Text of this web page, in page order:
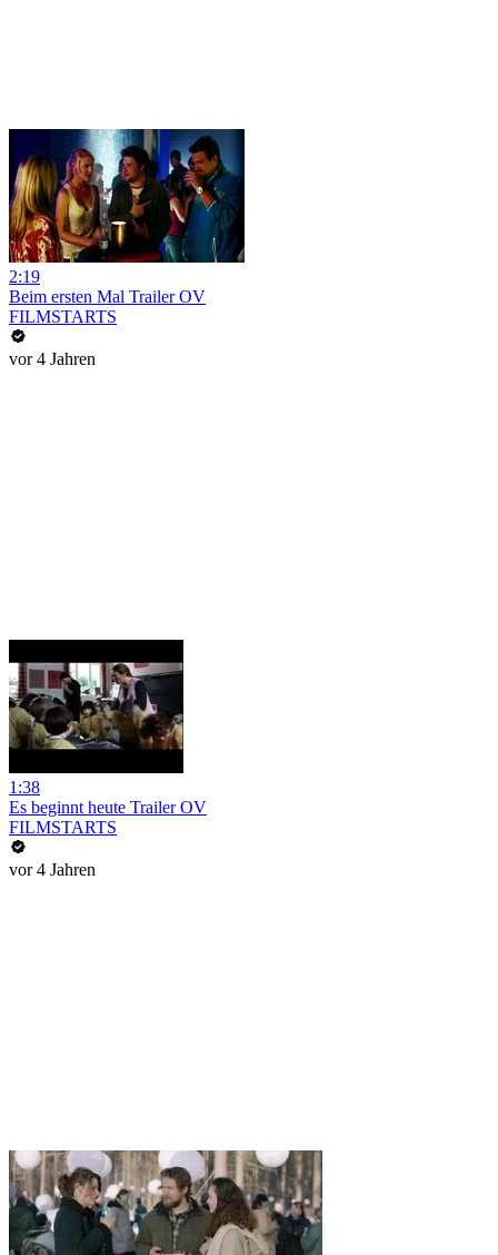
2:19
Beim ersten Mal Trailer OV
FILMSTARTS
vor 4 Jahren
1:38
Es beginnt heute Trailer OV
FILMSTARTS
vor 4 Jahren